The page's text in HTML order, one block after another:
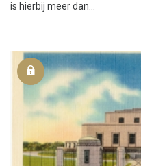
is hierbij meer dan...